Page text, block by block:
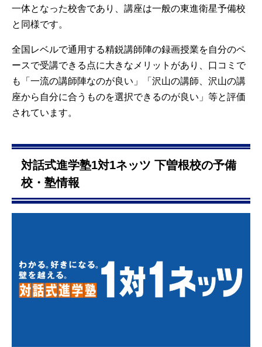
一体となった校舎であり、講座は一般の東進衛星予備校
と同様です。
全国レベルで通用する精鋭講師陣の録画授業を自分のペ
ースで受講できる点に大きなメリットがあり、口コミで
も「一流の講師陣なのが良い」「沢山の講師、沢山の講
座から自分に合うものを選択できるのが良い」等と評価
されています。
対話式進学塾1対1ネッツ 下曽根校の予備
校・塾情報